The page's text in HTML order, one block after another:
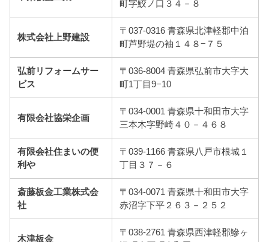
町字鮫ノ口３４－８
株式会社上野建設
〒037-0316 青森県北津軽郡中泊
町芦野堤の袖１４８−７５
弘前リフォームサー
ビス
〒036-8004 青森県弘前市大字大
町1丁目9−10
有限会社協栄企画
〒034-0001 青森県十和田市大字
三本木字野崎４０－４６８
有限会社住まいの便
利や
〒039-1166 青森県八戸市根城１
丁目３７－６
斎藤板金工業株式会
社
〒034-0071 青森県十和田市大字
赤沼字下平２６３－２５２
木津板金
〒038-2761 青森県西津軽郡鰺ヶ